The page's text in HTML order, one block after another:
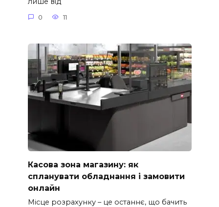
0 11
Касова зона магазину: як
спланувати обладнання і замовити
онлайн
Місце розрахунку – це останнє, що бачить